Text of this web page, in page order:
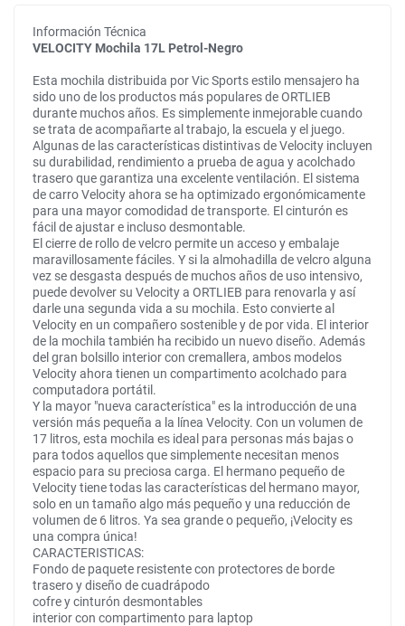
Información Técnica
VELOCITY Mochila 17L Petrol-Negro
Esta mochila distribuida por Vic Sports estilo mensajero ha
sido uno de los productos más populares de ORTLIEB
durante muchos años. Es simplemente inmejorable cuando
se trata de acompañarte al trabajo, la escuela y el juego.
Algunas de las características distintivas de Velocity incluyen
su durabilidad, rendimiento a prueba de agua y acolchado
trasero que garantiza una excelente ventilación. El sistema
de carro Velocity ahora se ha optimizado ergonómicamente
para una mayor comodidad de transporte. El cinturón es
fácil de ajustar e incluso desmontable.
El cierre de rollo de velcro permite un acceso y embalaje
maravillosamente fáciles. Y si la almohadilla de velcro alguna
vez se desgasta después de muchos años de uso intensivo,
puede devolver su Velocity a ORTLIEB para renovarla y así
darle una segunda vida a su mochila. Esto convierte al
Velocity en un compañero sostenible y de por vida. El interior
de la mochila también ha recibido un nuevo diseño. Además
del gran bolsillo interior con cremallera, ambos modelos
Velocity ahora tienen un compartimento acolchado para
computadora portátil.
Y la mayor "nueva característica" es la introducción de una
versión más pequeña a la línea Velocity. Con un volumen de
17 litros, esta mochila es ideal para personas más bajas o
para todos aquellos que simplemente necesitan menos
espacio para su preciosa carga. El hermano pequeño de
Velocity tiene todas las características del hermano mayor,
solo en un tamaño algo más pequeño y una reducción de
volumen de 6 litros. Ya sea grande o pequeño, ¡Velocity es
una compra única!
CARACTERISTICAS:
Fondo de paquete resistente con protectores de borde
trasero y diseño de cuadrápodo
cofre y cinturón desmontables
interior con compartimento para laptop